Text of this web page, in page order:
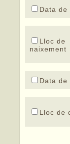
Data de
Lloc de
naixement
Data de
Lloc de